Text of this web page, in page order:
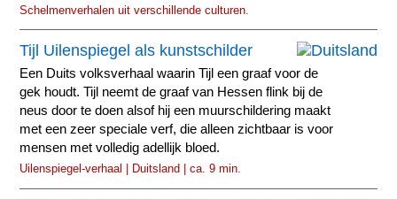
Schelmenverhalen uit verschillende culturen.
Tijl Uilenspiegel als kunstschilder
Een Duits volksverhaal waarin Tijl een graaf voor de
gek houdt. Tijl neemt de graaf van Hessen flink bij de
neus door te doen alsof hij een muurschildering maakt
met een zeer speciale verf, die alleen zichtbaar is voor
mensen met volledig adellijk bloed.
Uilenspiegel-verhaal | Duitsland | ca. 9 min.